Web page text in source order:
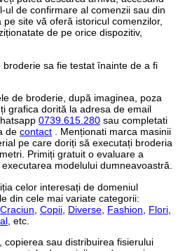
de confirmare al comenzii sau din
site vă oferă istoricul comenzilor,
de pe orice dispozitiv,
sa fie testat înainte de a fi
de broderie, după imaginea, poza
grafica dorită la adresa de email
0739.615.280 sau completati
de contact . Menționati marca masinii
pe care doriți să executați broderia
Primiți gratuit o evaluare a
modelului dumneavoastră.
celor interesați de domeniul
din cele mai variate categorii:
Craciun Copii Diverse Fashion Flori
, etc.
sau distribuirea fisierului